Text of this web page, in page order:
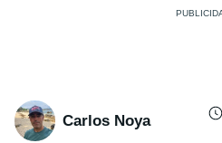
Carlos Noya